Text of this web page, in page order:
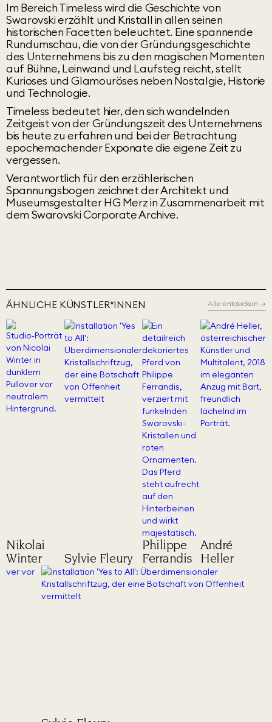
Im Bereich Timeless wird die Geschichte von
Swarovski erzählt und Kristall in allen seinen
historischen Facetten beleuchtet. Eine spannende
Rundumschau, die von der Gründungsgeschichte
des Unternehmens bis zu den magischen Momenten
auf Bühne, Leinwand und Laufsteg reicht, stellt
Kurioses und Glamouröses neben Nostalgie, Historie
und Technologie.
Timeless bedeutet hier, den sich wandelnden
Zeitgeist von der Gründungszeit des Unternehmens
bis heute zu erfahren und bei der Betrachtung
epochemachender Exponate die eigene Zeit zu
vergessen.
Verantwortlich für den erzählerischen
Spannungsbogen zeichnet der Architekt und
Museumsgestalter HG Merz in Zusammenarbeit mit
dem Swarovski Corporate Archive.
ÄHNLICHE KÜNSTLER*INNEN Alle entdecken →
Nikolai
Winter Sylvie Fleury
Philippe
Ferrandis
André
Heller